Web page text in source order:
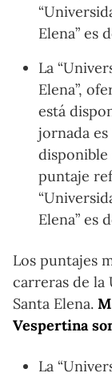
Elena” es
La
Elena”,
está
jornada es
disponible
puntaje
Elena” es
Los puntajes
carreras de la
Santa Elena.
Vespertina
La